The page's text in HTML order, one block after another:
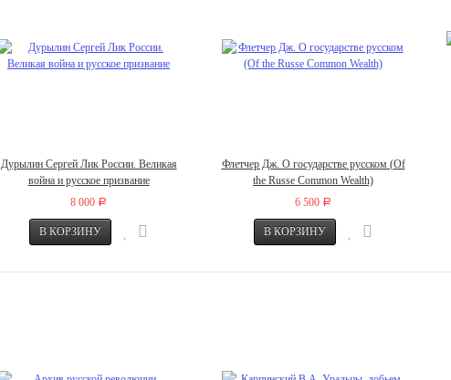
Дурылин Сергей Лик России. Великая
война и русское призвание
8 000 Р
Флетчер Дж. О государстве русском (Of
the Russe Common Wealth)
6 500 Р